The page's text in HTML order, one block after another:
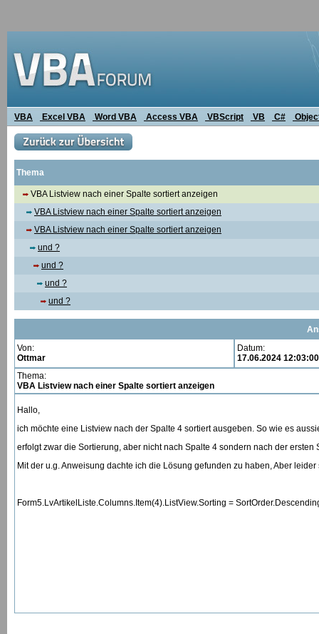
VBA Excel VBA Word VBA Access VBA VBScript VB C#
Thema
VBA Listview nach einer Spalte sortiert anzeigen
VBA Listview nach einer Spalte sortiert anzeigen
VBA Listview nach einer Spalte sortiert anzeigen
und ?
und ?
und ?
und ?
Von:
Ottmar
Datum:
17.06.2024 12:03:00
Thema:
VBA Listview nach einer Spalte sortiert anzeigen
Hallo,
ich möchte eine Listview nach der Spalte 4 sortiert ausgeben. So wie es
erfolgt zwar die Sortierung, aber nicht nach Spalte 4 sondern nach der ersten
Mit der u.g. Anweisung dachte ich die Lösung gefunden zu haben, Aber leider
Form5.LvArtikelListe.Columns.Item(4).ListView.Sorting =